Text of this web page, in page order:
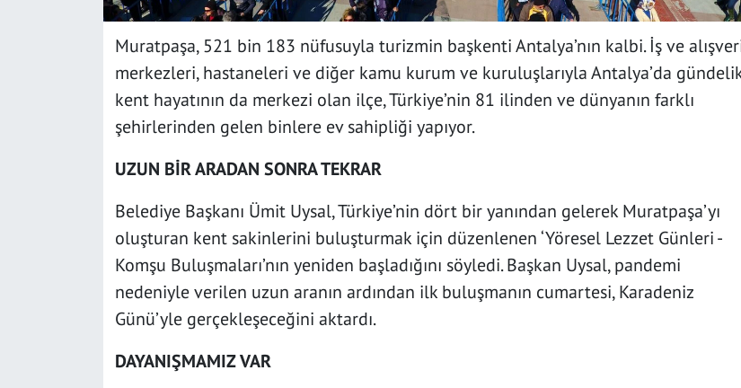
Muratpaşa, 521 bin 183 nüfusuyla turizmin başkenti Antalya’nın kalbi. İş ve
merkezleri, hastaneleri ve diğer kamu kurum ve kuruluşlarıyla Antalya’da
kent hayatının da merkezi olan ilçe, Türkiye’nin 81 ilinden ve dünyanın farklı
şehirlerinden gelen binlere ev sahipliği yapıyor.
UZUN BİR ARADAN SONRA TEKRAR
Belediye Başkanı Ümit Uysal, Türkiye’nin dört bir yanından gelerek Muratpaşa’yı
oluşturan kent sakinlerini buluşturmak için düzenlenen ‘Yöresel Lezzet Günleri -
Komşu Buluşmaları’nın yeniden başladığını söyledi. Başkan Uysal, pandemi
nedeniyle verilen uzun aranın ardından ilk buluşmanın cumartesi, Karadeniz
Günü’yle gerçekleşeceğini aktardı.
DAYANIŞMAMIZ VAR